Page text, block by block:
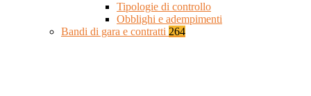
Tipologie di controllo
Obblighi e adempimenti
Bandi di gara e contratti 264